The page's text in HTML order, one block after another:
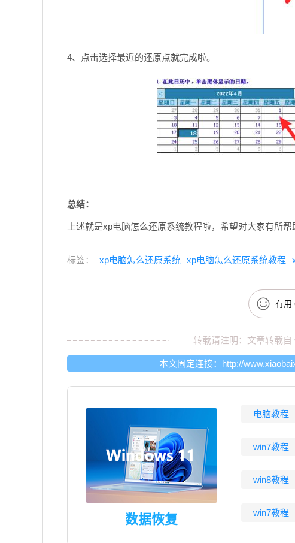
4、点击选择最近的还原点就完成啦。
总结：
上述就是xp电脑怎么还原系统教程啦，希望对大家有所帮
标签： xp电脑怎么还原系统 xp电脑怎么还原系统教程
有用
转载请注明：文章转载自
本文固定连接： http://
数据恢复
电脑教程
win7教程
win8教程
win7教程